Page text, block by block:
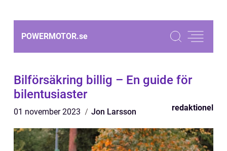
POWERMOTOR.se
Bilförsäkring billig – En guide för
bilentusiaster
01 november 2023 Jon Larsson redaktionel